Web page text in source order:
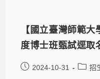
【國立臺灣師範
度博士班甄試逕取
2024-10-31 招